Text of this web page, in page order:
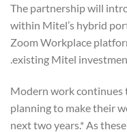
The partnership will
within Mitel’s hybrid
Zoom Workplace
existing Mitel
Modern work continues
planning to make their
next two years.* As